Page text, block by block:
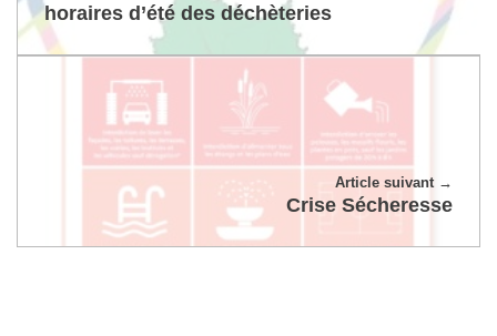
horaires d’été des déchèteries
Article suivant
Crise Sécheresse